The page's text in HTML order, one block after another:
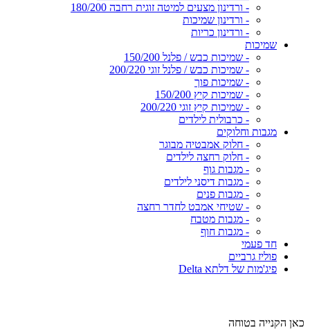
- ורדינון מצעים למיטה זוגית רחבה 180/200
- ורדינון שמיכות
- ורדינון כריות
שמיכות
- שמיכות כבש / פלנל 150/200
- שמיכות כבש / פלנל זוגי 200/220
- שמיכות פוך
- שמיכות קיץ 150/200
- שמיכות קיץ זוגי 200/220
- כרבולית לילדים
מגבות וחלוקים
- חלוק אמבטיה מבוגר
- חלוק רחצה לילדים
- מגבות גוף
- מגבות דיסני לילדים
- מגבות פנים
- שטיחי אמבט לחדר רחצה
- מגבות מטבח
- מגבות חוף
חד פעמי
פוליז גרביים
פיג'מות של דלתא Delta
כאן הקנייה בטוחה